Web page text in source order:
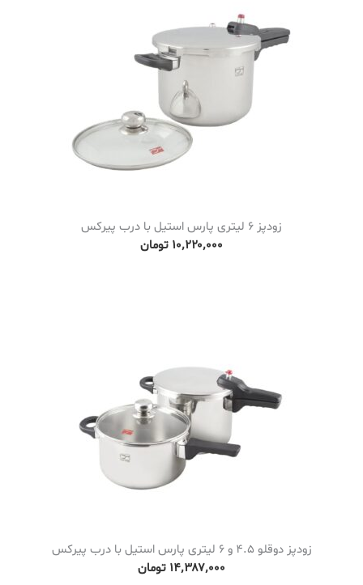
زودپز 6 لیتری پارس استیل با درب پیرکس
۱۰٬۲۲۰٬۰۰۰ تومان
زودپز دوقلو 4.5 و 6 لیتری پارس استیل با درب پیرکس
۱۴٬۳۸۷٬۰۰۰ تومان